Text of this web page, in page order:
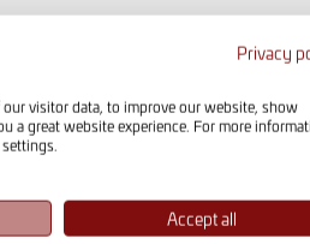
verblijf je?
staan de accommodaties waar je
op wandelaars. Alle kamers zijn
dan reserveren wij indien mogelijk
eet je?
is bij deze reis inbegrepen. Je
aanwezig. Je kunt er
Privacy
visitor data, to improve our website, show
a great website experience. For more
Accept all